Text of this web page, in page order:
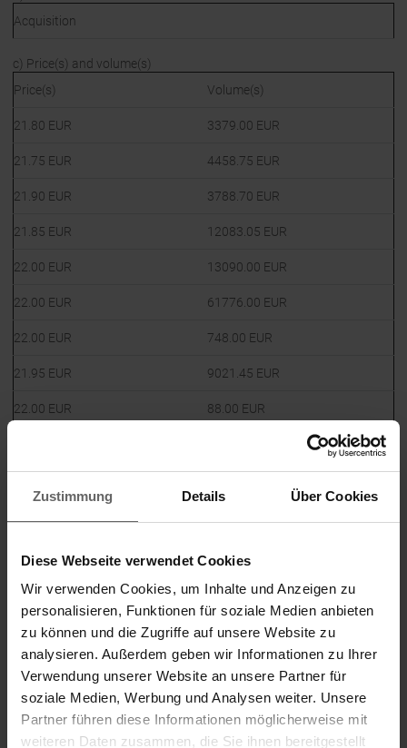
Zustimmung Details Über Cookies
Diese Webseite verwendet Cookies
Wir verwenden Cookies, um Inhalte und Anzeigen zu
personalisieren, Funktionen für soziale Medien anbieten
zu können und die Zugriffe auf unsere Website zu
analysieren. Außerdem geben wir Informationen zu Ihrer
Verwendung unserer Website an unsere Partner für
soziale Medien, Werbung und Analysen weiter. Unsere
Partner führen diese Informationen möglicherweise mit
weiteren Daten zusammen, die Sie ihnen bereitgestellt
Acquisition
c) Price(s) and volume(s)
Price(s)
Volume(s)
21.80 EUR 3379.00 EUR
21.75 EUR 4458.75 EUR
21.90 EUR 3788.70 EUR
21.85 EUR 12083.05 EUR
22.00 EUR 13090.00 EUR
22.00 EUR 61776.00 EUR
22.00 EUR 748.00 EUR
21.95 EUR 9021.45 EUR
22.00 EUR 88.00 EUR
22.00 EUR 550.00 EUR
22.15
22.20 EUR 4329.00EUR
22.20 EUR 111.00EUR
22.20EUR 688.20 EUR